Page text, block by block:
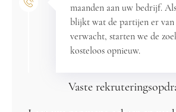
maanden aan uw bedrijf.
blijkt wat de partijen er van
verwacht, starten we de
kosteloos opnieuw.
Vaste